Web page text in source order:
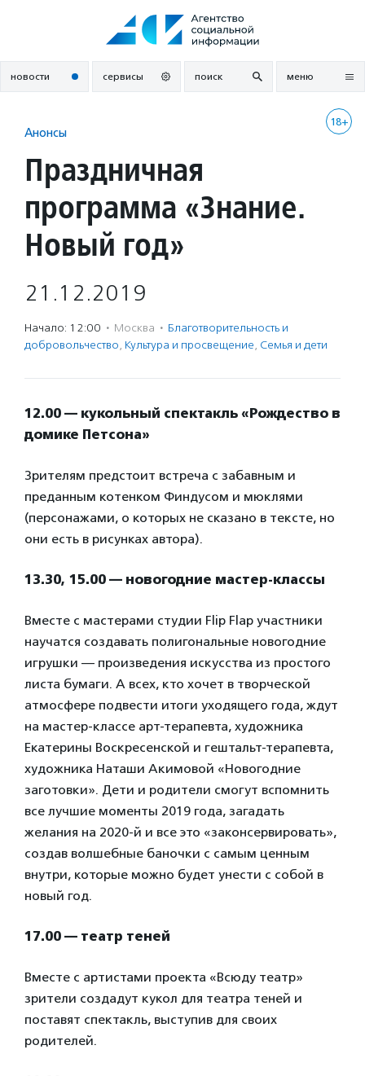
новости сервисы поиск меню
18+
Анонсы
Праздничная
программа «Знание.
Новый год»
21.12.2019
Начало: 12:00 · Москва · Благотвори­тель­ность и
доброволь­чест­во, Культура и просвещение, Семья и дети
12.00 — кукольный спектакль «Рождество в
домике Петсона»
Зрителям предстоит встреча с забавным и
преданным котенком Финдусом и мюклями
(персонажами, о которых не сказано в тексте, но
они есть в рисунках автора).
13.30, 15.00 — новогодние мастер-классы
Вместе с мастерами студии Flip Flap участники
научатся создавать полигональные новогодние
игрушки — произведения искусства из простого
листа бумаги. А всех, кто хочет в творческой
атмосфере подвести итоги уходящего года, ждут
на мастер-классе арт-терапевта, художника
Екатерины Воскресенской и гештальт-терапевта,
художника Наташи Акимовой «Новогодние
заготовки». Дети и родители смогут вспомнить
все лучшие моменты 2019 года, загадать
желания на 2020-й и все это «законсервировать»,
создав волшебные баночки с самым ценным
внутри, которые можно будет унести с собой в
новый год.
17.00 — театр теней
Вместе с артистами проекта «Всюду театр»
зрители создадут кукол для театра теней и
поставят спектакль, выступив для своих
родителей.